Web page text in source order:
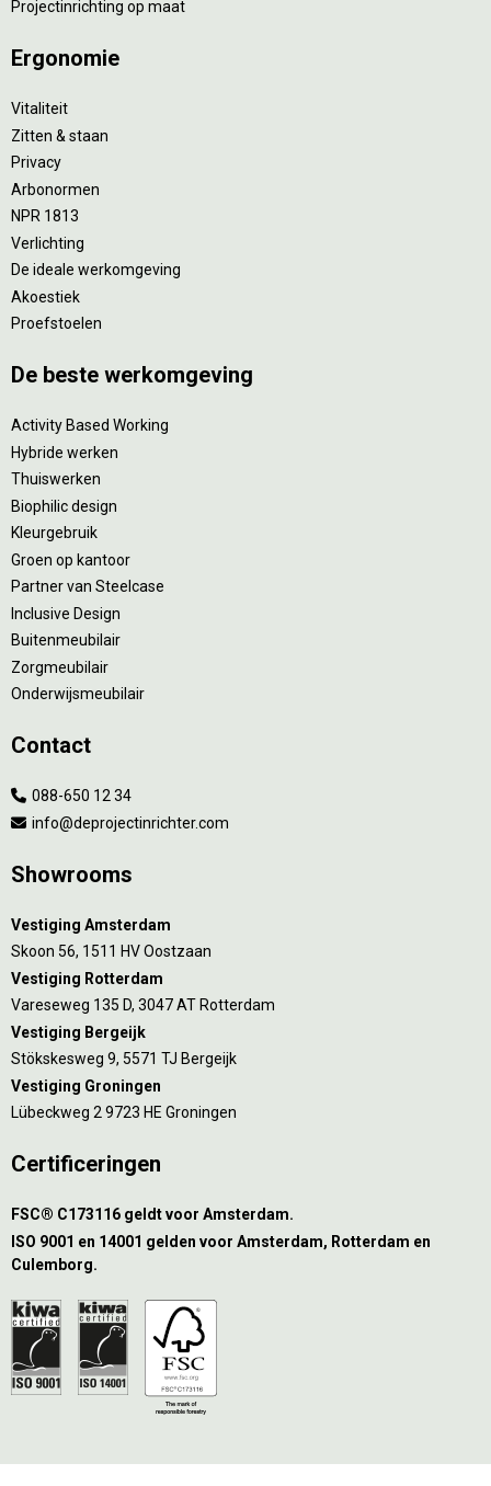
Projectinrichting op maat
Ergonomie
Vitaliteit
Zitten & staan
Privacy
Arbonormen
NPR 1813
Verlichting
De ideale werkomgeving
Akoestiek
Proefstoelen
De beste werkomgeving
Activity Based Working
Hybride werken
Thuiswerken
Biophilic design
Kleurgebruik
Groen op kantoor
Partner van Steelcase
Inclusive Design
Buitenmeubilair
Zorgmeubilair
Onderwijsmeubilair
Contact
088-650 12 34
info@deprojectinrichter.com
Showrooms
Vestiging Amsterdam
Skoon 56, 1511 HV Oostzaan
Vestiging Rotterdam
Vareseweg 135 D, 3047 AT Rotterdam
Vestiging Bergeijk
Stökskesweg 9, 5571 TJ Bergeijk
Vestiging Groningen
Lübeckweg 2 9723 HE Groningen
Certificeringen
FSC® C173116 geldt voor Amsterdam.
ISO 9001 en 14001 gelden voor Amsterdam, Rotterdam en
Culemborg.